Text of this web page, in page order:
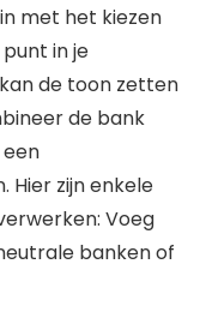
met het kiezen
in je
de toon zetten
de bank
Hier zijn enkele
Voeg
banken of